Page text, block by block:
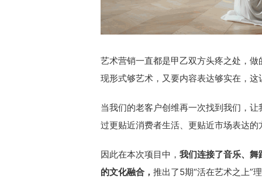
艺术营销一直都是甲乙双方头疼之处，
现形式够艺术，又要内容表达够实在，
当我们的老客户创维再一次找到我们，让
过更贴近消费者生活、更贴近市场表达的
因此在本次项目中， 我们连接了音乐、
的文化融合， 推出了5期“活在艺术之上”